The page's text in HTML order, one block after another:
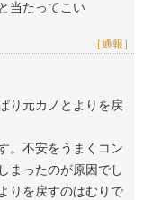
当たってこい
［通報］
り元カノとよりを戻
。不安をうまくコン
まったのが原因でし
りを戻すのはむりで